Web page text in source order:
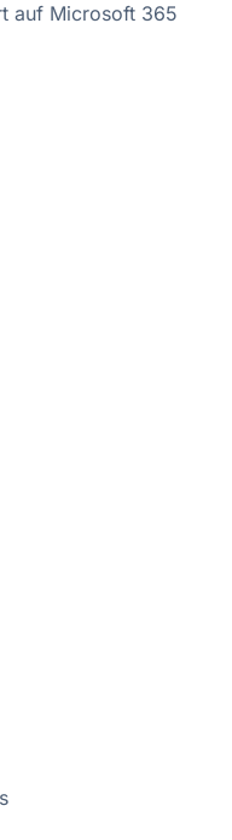
auf Microsoft 365